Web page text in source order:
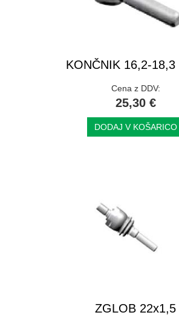
KONČNIK 16,2-18,3
Cena z DDV:
25,30 €
DODAJ V KOŠARICO
ZGLOB 22x1,5